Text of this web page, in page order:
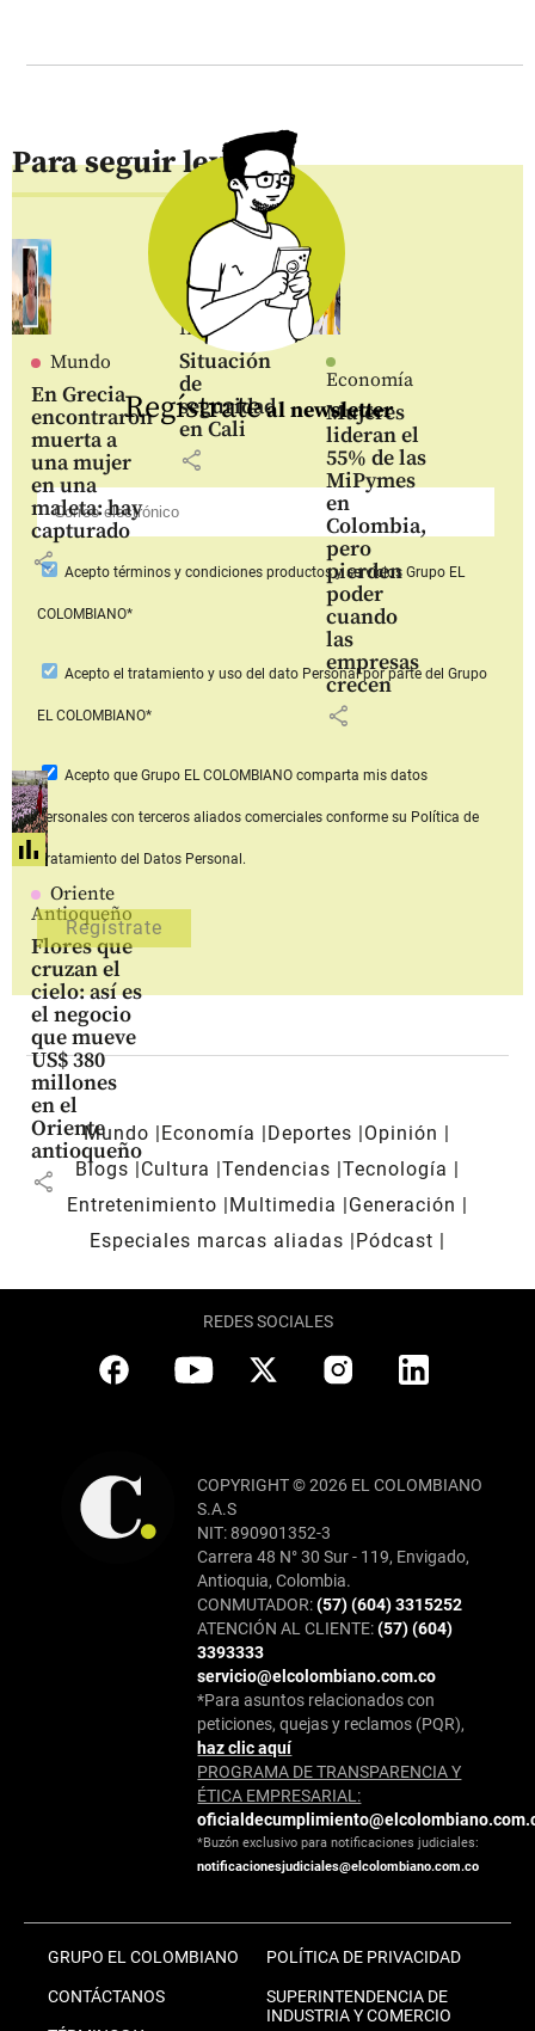
Para seguir leyendo
Mundo
En Grecia
encontraron
muerta a
una mujer
en una
maleta: hay
capturado
share
Inicio
Situación
de
seguridad
en Cali
share
Economía
Mujeres
lideran el
55% de las
MiPymes
en
Colombia,
pero
pierden
poder
cuando
las
empresas
crecen
share
Oriente
Antioqueño
Flores que
cruzan el
cielo: así es
el negocio
que mueve
US$ 380
millones
en el
Oriente
antioqueño
share
Regístrateal newsletter
Aceptotérminos y condiciones productos y serviciosGrupo EL
COLOMBIANO*
Acepto el tratamiento y uso del dato Personalpor parte del Grupo
EL COLOMBIANO*
Acepto que Grupo EL COLOMBIANOcomparta mis datos
personales con terceros aliados comerciales conforme su Política de
Tratamiento del Datos Personal.
Mundo Economía Deportes
Opinión
Blogs
Cultura Tendencias Tecnología
Entretenimiento
Multimedia
Generación
Especiales marcas aliadas
Pódcast
REDES SOCIALES
COPYRIGHT © 2026 EL COLOMBIANO
S.A.S
NIT: 890901352-3
Carrera 48 N° 30 Sur - 119, Envigado,
Antioquia, Colombia.
CONMUTADOR:(57) (604) 3315252
ATENCIÓN AL CLIENTE:(57) (604)
3393333
servicio@elcolombiano.com.co
*Para asuntos relacionados con
peticiones, quejas y reclamos (PQR),
haz clic aquí
PROGRAMA DE TRANSPARENCIA Y
ÉTICA EMPRESARIAL:
*Buzón exclusivo para notificaciones judiciales:
notificacionesjudiciales@elcolombiano.com.co
GRUPO EL COLOMBIANO
CONTÁCTANOS
POLÍTICA DE PRIVACIDAD
SUPERINTENDENCIA DE
INDUSTRIA Y COMERCIO